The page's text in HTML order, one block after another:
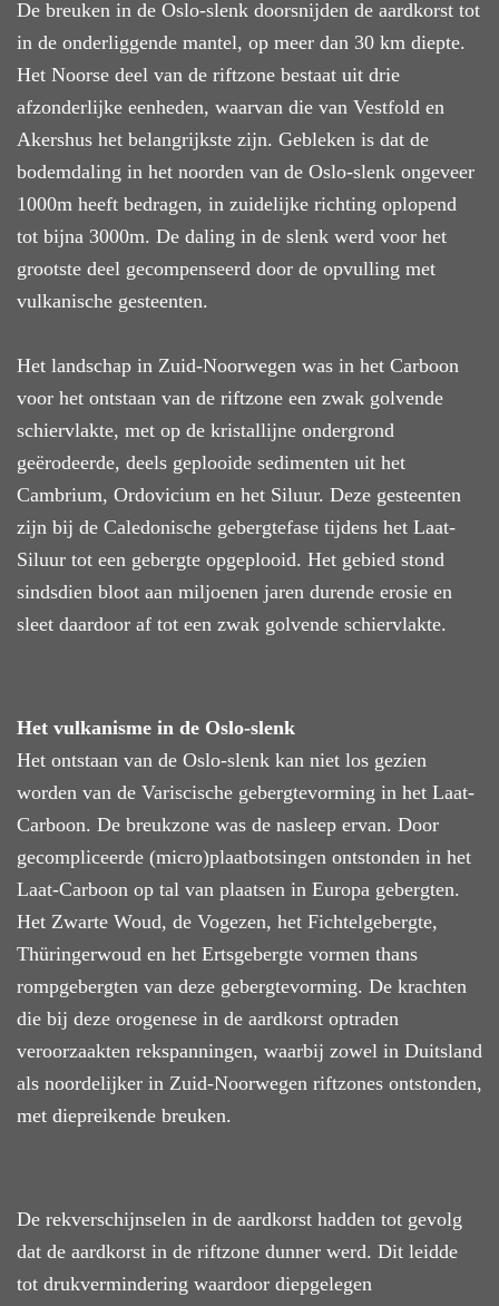
De breuken in de Oslo-slenk doorsnijden de aardkorst tot
in de onderliggende mantel, op meer dan 30 km diepte.
Het Noorse deel van de riftzone bestaat uit drie
afzonderlijke eenheden, waarvan die van Vestfold en
Akershus het belangrijkste zijn. Gebleken is dat de
bodemdaling in het noorden van de Oslo-slenk ongeveer
1000m heeft bedragen, in zuidelijke richting oplopend
tot bijna 3000m. De daling in de slenk werd voor het
grootste deel gecompenseerd door de opvulling met
vulkanische gesteenten.
Het landschap in Zuid-Noorwegen was in het Carboon
voor het ontstaan van de riftzone een zwak golvende
schiervlakte, met op de kristallijne ondergrond
geërodeerde, deels geplooide sedimenten uit het
Cambrium, Ordovicium en het Siluur. Deze gesteenten
zijn bij de Caledonische gebergtefase tijdens het Laat-
Siluur tot een gebergte opgeplooid. Het gebied stond
sindsdien bloot aan miljoenen jaren durende erosie en
sleet daardoor af tot een zwak golvende schiervlakte.
Het vulkanisme in de Oslo-slenk
Het ontstaan van de Oslo-slenk kan niet los gezien
worden van de Variscische gebergtevorming in het Laat-
Carboon. De breukzone was de nasleep ervan. Door
gecompliceerde (micro)plaatbotsingen ontstonden in het
Laat-Carboon op tal van plaatsen in Europa gebergten.
Het Zwarte Woud, de Vogezen, het Fichtelgebergte,
Thüringerwoud en het Ertsgebergte vormen thans
rompgebergten van deze gebergtevorming. De krachten
die bij deze orogenese in de aardkorst optraden
veroorzaakten rekspanningen, waarbij zowel in Duitsland
als noordelijker in Zuid-Noorwegen riftzones ontstonden,
met diepreikende breuken.
De rekverschijnselen in de aardkorst hadden tot gevolg
dat de aardkorst in de riftzone dunner werd. Dit leidde
tot drukvermindering waardoor diepgelegen